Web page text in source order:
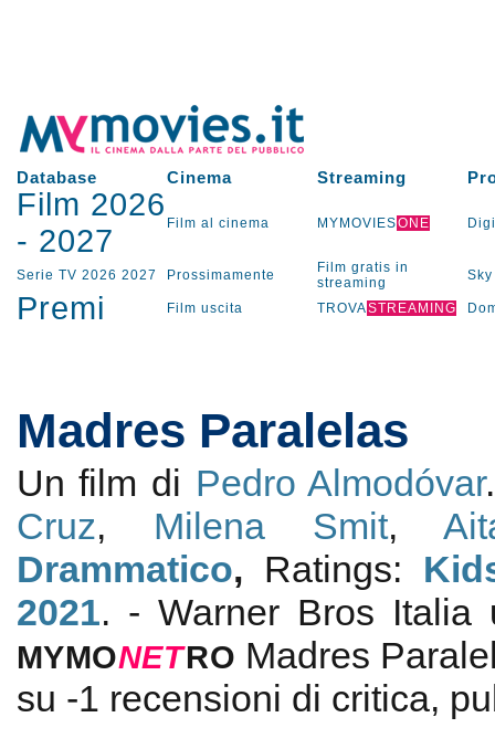
Database Cinema Streaming
Film 2026
- 2027 Film al cinema MYMOVIESONE
Serie TV 2026 2027 Prossimamente
Film gratis in
streaming
Sky
Premi Film uscita TROVASTREAMING
Madres Paralelas
Un film di Pedro Almodóvar
Cruz, Milena Smit,
Drammatico, Ratings:
2021. - Warner Bros Italia
MYMONETRO Madres
su -1 recensioni di critica,